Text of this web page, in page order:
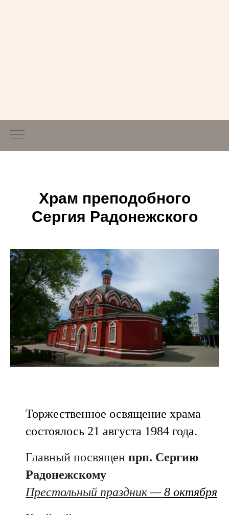
Храм преподобного
Сергия Радонежского
Торжественное освящение храма
состоялось 21 августа 1984 года.
Главный посвящен прп. Сергию
Радонежскому
Престольный праздник —8 октября